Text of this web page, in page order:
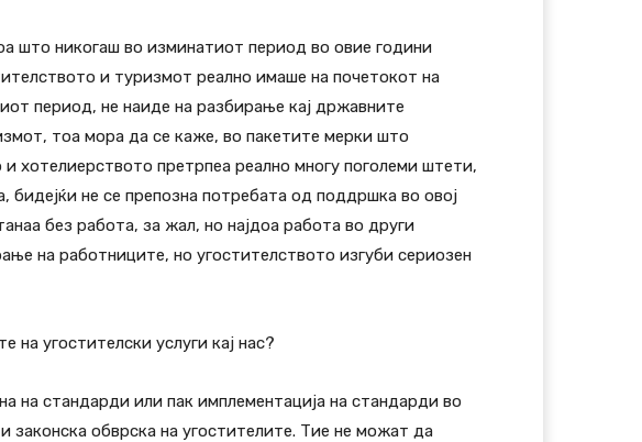
што никогаш во изминатиот период во овие години
и туризмот реално имаше на почетокот на
период, не наиде на разбирање кај државните
тоа мора да се каже, во пакетите мерки што
хотелиерството претрпеа реално многу поголеми штети,
бидејќи не се препозна потребата од поддршка во овој
без работа, за жал, но најдоа работа во други
на работниците, но угостителството изгуби сериозен
угостителски услуги кај нас?
стандарди или пак имплементација на стандарди во
законска обврска на угостителите. Тие не можат да